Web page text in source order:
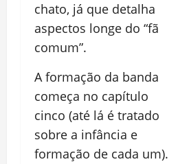
chato, já que detalha
aspectos longe do “fã
comum”.
A formação da banda
começa no capítulo
cinco (até lá é tratado
sobre a infância e
formação de cada um).